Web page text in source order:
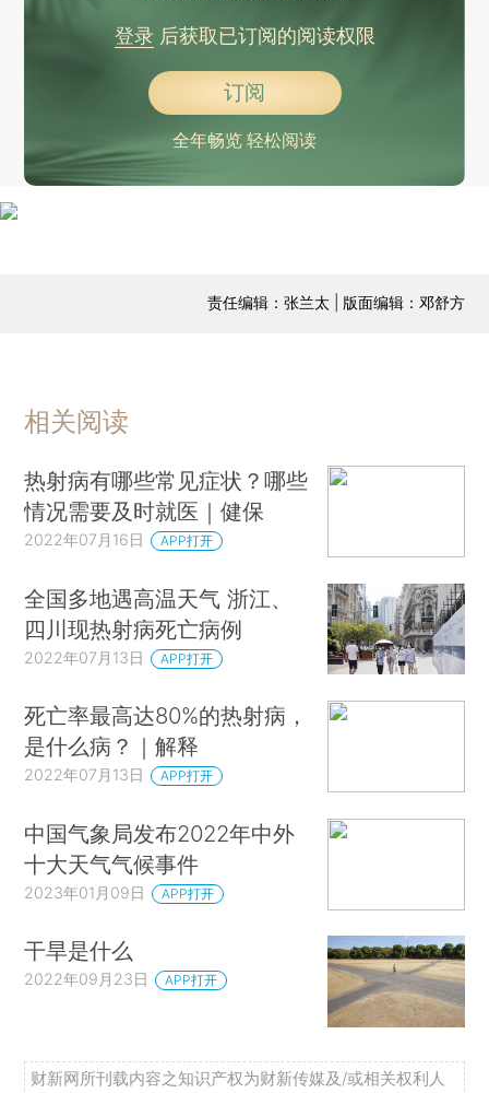
登录后获取已订阅的阅读权限
订阅
全年畅览 轻松阅读
责任编辑：张兰太 | 版面编辑：邓舒方
相关阅读
热射病有哪些常见症状？哪些
情况需要及时就医｜健保
2022年07月16日 APP打开
全国多地遇高温天气 浙江、
四川现热射病死亡病例
2022年07月13日 APP打开
死亡率最高达80%的热射病，
是什么病？｜解释
2022年07月13日 APP打开
中国气象局发布2022年中外
十大天气气候事件
2023年01月09日 APP打开
干旱是什么
2022年09月23日 APP打开
财新网所刊载内容之知识产权为财新传媒及/或相关权利人